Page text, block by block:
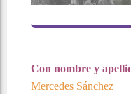
Con nombre y
Mercedes Sánchez